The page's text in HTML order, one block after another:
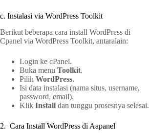
c. Instalasi via WordPress Toolkit
Berikut beberapa cara install WordPress di
Cpanel via WordPress Toolkit, antaralain:
Login ke cPanel.
Buka menu Toolkit.
Pilih WordPress.
Isi data instalasi (nama situs, username,
password, email).
Klik Install dan tunggu prosesnya selesai.
2. Cara Install WordPress di Aapanel